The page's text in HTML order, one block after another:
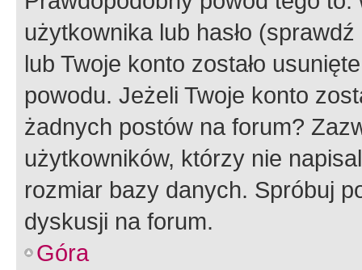
użytkownika lub hasło
lub Twoje konto zostało
powodu. Jeżeli Twoje konto
żadnych postów na forum?
użytkowników, którzy nie
rozmiar bazy danych. Spróbuj
dyskusji na forum.
Góra